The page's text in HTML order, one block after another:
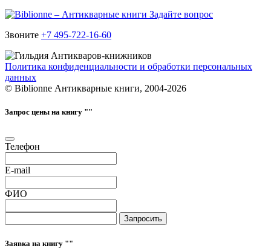
Задайте вопрос
Звоните +7 495-722-16-60
Политика конфиденциальности и обработки персональных
данных
© Biblionne Антикварные книги, 2004-2026
Запрос цены на книгу ""
Телефон
E-mail
ФИО
Запросить
Заявка на книгу ""